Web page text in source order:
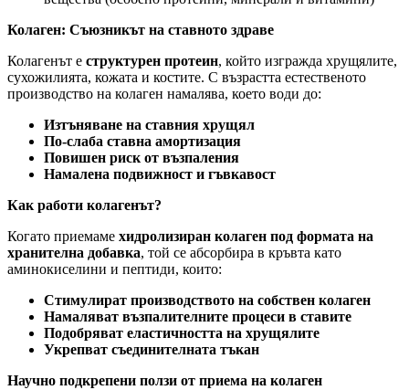
Колаген: Съюзникът на ставното здраве
Колагенът е структурен протеин, който изгражда хрущялите,
сухожилията, кожата и костите. С възрастта естественото
производство на колаген намалява, което води до:
Изтъняване на ставния хрущял
По-слаба ставна амортизация
Повишен риск от възпаления
Намалена подвижност и гъвкавост
Как работи колагенът?
Когато приемаме хидролизиран колаген под формата на
хранителна добавка, той се абсорбира в кръвта като
аминокиселини и пептиди, които:
Стимулират производството на собствен колаген
Намаляват възпалителните процеси в ставите
Подобряват еластичността на хрущялите
Укрепват съединителната тъкан
Научно подкрепени ползи от приема на колаген